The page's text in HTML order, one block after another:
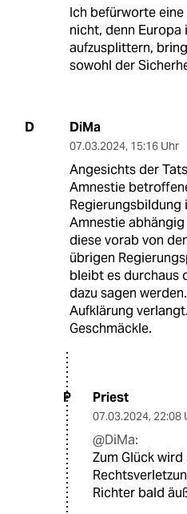
Ich befürworte
nicht, denn Europa
aufzusplittern,
sowohl der
D DiMa
07.03.2024, 15:16 Uhr
Angesichts der
Amnestie
Regierungsbildung
Amnestie
diese vorab von
übrigen
bleibt es durchaus
dazu sagen
Aufklärung
Geschmäckle.
P Priest
07.03.2024, 22:08
@DiMa:
Zum Glück wird
Richter bald